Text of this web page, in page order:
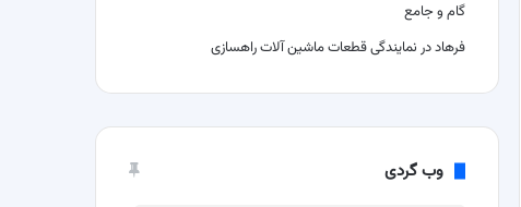
گام و جامع
فرهاددر نمایندگی قطعات ماشین آلات راهسازی
وب گردی